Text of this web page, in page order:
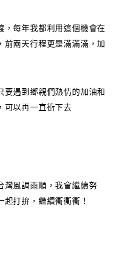
，每年我都利用這個機會在
前兩天行程更是滿滿滿，加
要遇到鄉親們熱情的加油和
可以再一直衝下去
灣風調雨順，我會繼續努
打拚，繼續衝衝衝！